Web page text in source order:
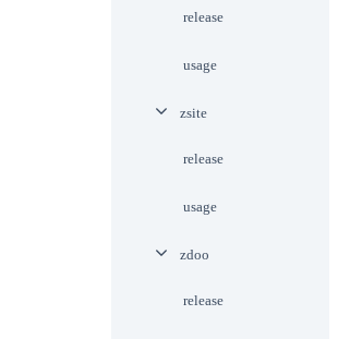
release
usage
zsite
release
usage
zdoo
release